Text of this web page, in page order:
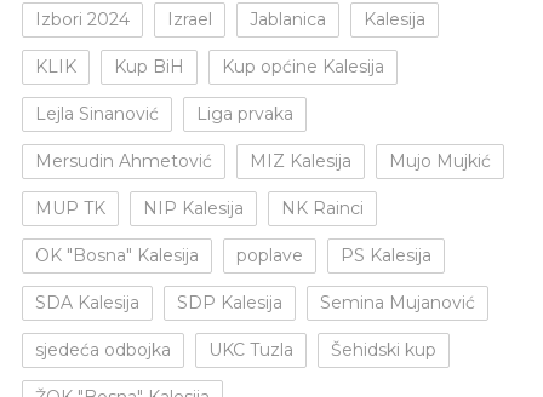
Izbori 2024 Izrael Jablanica Kalesija
KLIK Kup BiH Kup općine Kalesija
Lejla Sinanović Liga prvaka
Mersudin Ahmetović MIZ Kalesija Mujo Mujkić
MUP TK NIP Kalesija NK Rainci
OK "Bosna" Kalesija poplave PS Kalesija
SDA Kalesija SDP Kalesija Semina Mujanović
sjedeća odbojka UKC Tuzla Šehidski kup